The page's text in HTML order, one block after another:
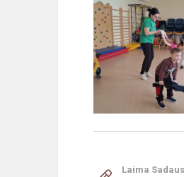
Laima